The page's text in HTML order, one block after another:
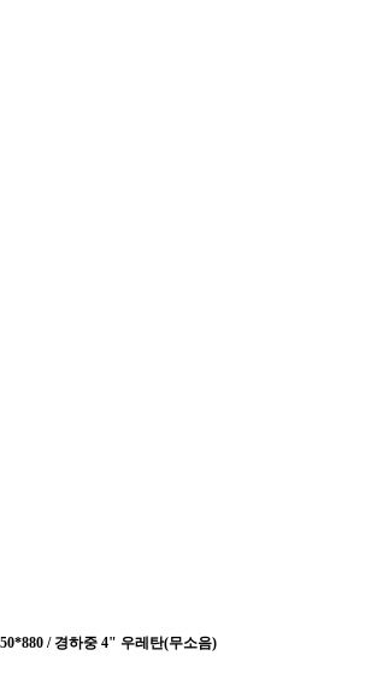
/ 경하중 4" 우레탄(무소음)